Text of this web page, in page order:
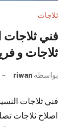
ثلاجات
ثلاجات و
بواسطة riwan
فني ثلاجات
اصلاح ثلاجات